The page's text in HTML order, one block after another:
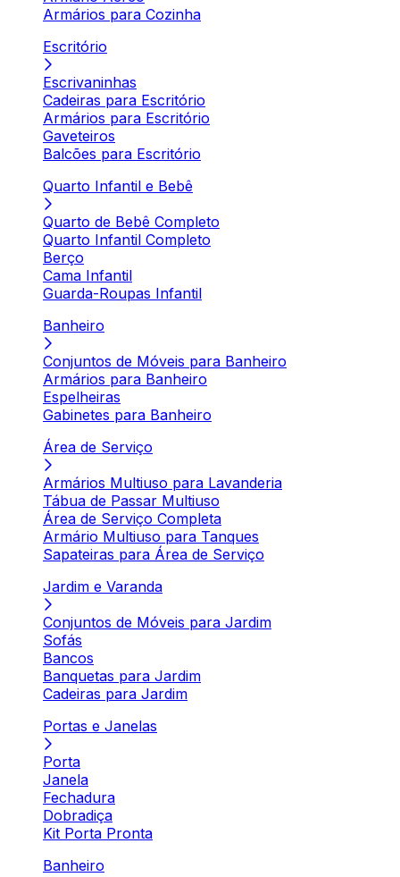
Armários para Cozinha
Escritório
Escrivaninhas
Cadeiras para Escritório
Armários para Escritório
Gaveteiros
Balcões para Escritório
Quarto Infantil e Bebê
Quarto de Bebê Completo
Quarto Infantil Completo
Berço
Cama Infantil
Guarda-Roupas Infantil
Banheiro
Conjuntos de Móveis para Banheiro
Armários para Banheiro
Espelheiras
Gabinetes para Banheiro
Área de Serviço
Armários Multiuso para Lavanderia
Tábua de Passar Multiuso
Área de Serviço Completa
Armário Multiuso para Tanques
Sapateiras para Área de Serviço
Jardim e Varanda
Conjuntos de Móveis para Jardim
Sofás
Bancos
Banquetas para Jardim
Cadeiras para Jardim
Portas e Janelas
Porta
Janela
Fechadura
Dobradiça
Kit Porta Pronta
Banheiro